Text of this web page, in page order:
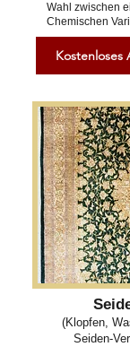
Wahl zwischen
Chemischen
(Klopfen,
Seiden-